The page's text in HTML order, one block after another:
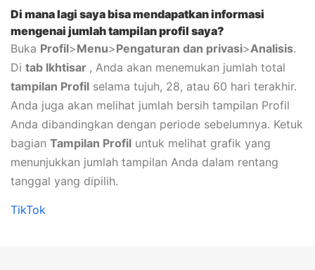
Di mana lagi saya bisa mendapatkan informasi
mengenai jumlah tampilan profil saya?
Buka Profil>Menu>Pengaturan dan privasi>Analisis.
Di tab Ikhtisar , Anda akan menemukan jumlah total
tampilan Profil selama tujuh, 28, atau 60 hari terakhir.
Anda juga akan melihat jumlah bersih tampilan Profil
Anda dibandingkan dengan periode sebelumnya. Ketuk
bagian Tampilan Profil untuk melihat grafik yang
menunjukkan jumlah tampilan Anda dalam rentang
tanggal yang dipilih.
TikTok